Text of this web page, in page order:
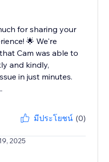
for sharing your
🌟 We're
Cam was able to
and kindly,
in just minutes.
มีประโยชน์ (0)
2025